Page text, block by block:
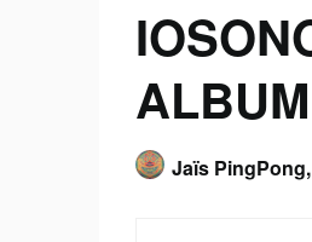
Jaïs PingPong,